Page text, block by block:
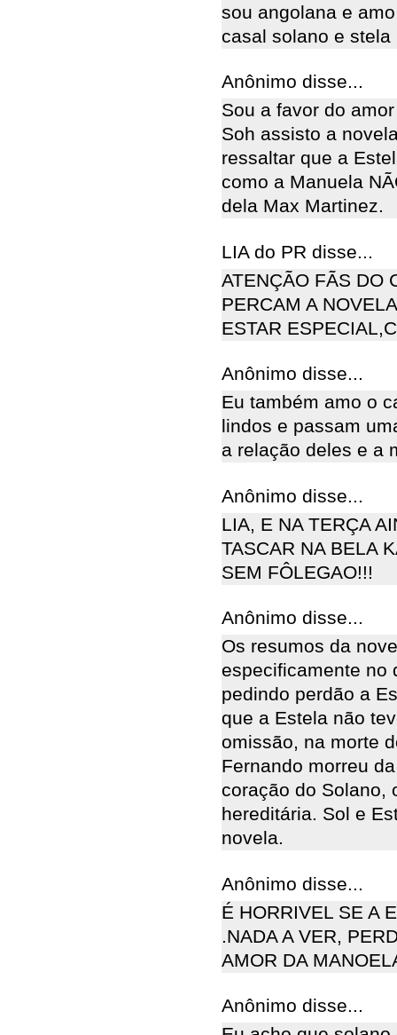
sou angolana e
casal solano e stela
Anônimo disse...
Sou a favor do
Soh assisto a
ressaltar que a
como a Manuela
dela Max Martinez.
LIA do PR disse...
ATENÇÃO FÃS DO
PERCAM A
ESTAR
Anônimo disse...
Eu também amo o
lindos e passam
a relação deles e a
Anônimo disse...
LIA, E NA TERÇA
TASCAR NA BELA
SEM FÔLEGAO!!!
Anônimo disse...
Os resumos da
especificamente no
pedindo perdão a
que a Estela não
omissão, na morte
Fernando morreu
coração do Solano,
hereditária. Sol e
novela.
Anônimo disse...
É HORRIVEL SE A
.NADA A VER,
AMOR DA
Anônimo disse...